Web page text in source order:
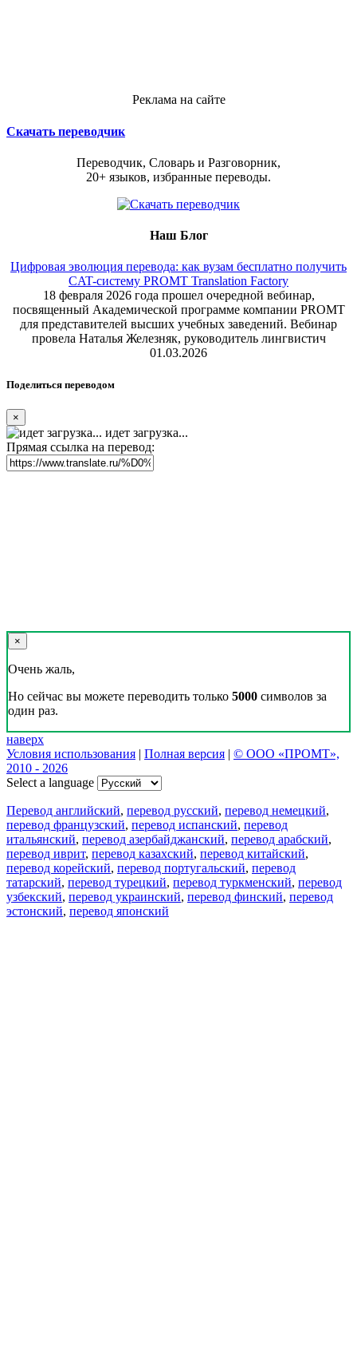
Реклама на сайте
Скачать переводчик
Переводчик, Словарь и Разговорник,
20+ языков, избранные переводы.
Наш Блог
Цифровая эволюция перевода: как вузам бесплатно получить
CAT-систему PROMT Translation Factory
18 февраля 2026 года прошел очередной вебинар,
посвященный Академической программе компании PROMT
для представителей высших учебных заведений. Вебинар
провела Наталья Железняк, руководитель лингвистич
01.03.2026
Поделиться переводом
×
идет загрузка...
Прямая ссылка на перевод:
×
Очень жаль,
Но сейчас вы можете переводить только 5000 символов за
один раз.
наверх
Условия использования | Полная версия | © ООО «ПРОМТ»,
2010 - 2026
Select a language
Перевод английский, перевод русский, перевод немецкий,
перевод французский, перевод испанский, перевод
итальянский, перевод азербайджанский, перевод арабский,
перевод иврит, перевод казахский, перевод китайский,
перевод корейский, перевод португальский, перевод
татарский, перевод турецкий, перевод туркменский, перевод
узбекский, перевод украинский, перевод финский, перевод
эстонский, перевод японский